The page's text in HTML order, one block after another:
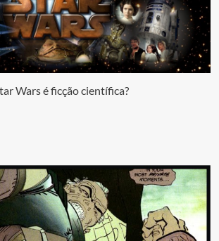
Wars é ficção científica?